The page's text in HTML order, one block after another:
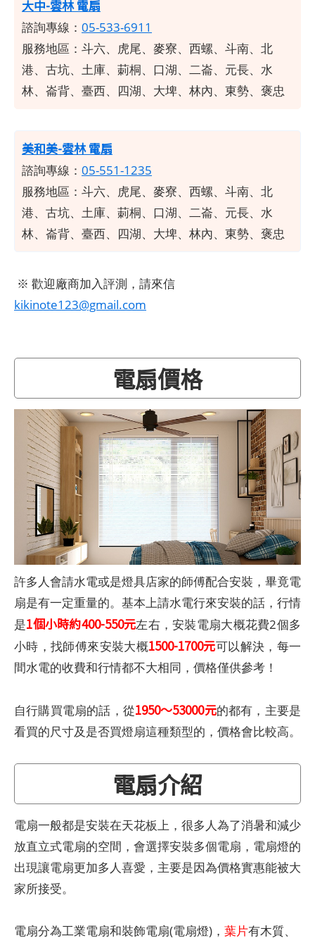
大中-雲林 電扇
諮詢專線： 05-533-6911
服務地區：斗六、虎尾、麥寮、西螺、斗南、北
港、古坑、土庫、莿桐、口湖、二崙、元長、水
林、崙背、臺西、四湖、大埤、林內、東勢、褒忠
美和美-雲林 電扇
諮詢專線： 05-551-1235
服務地區：斗六、虎尾、麥寮、西螺、斗南、北
港、古坑、土庫、莿桐、口湖、二崙、元長、水
林、崙背、臺西、四湖、大埤、林內、東勢、褒忠
※ 歡迎廠商加入評測，請來信
kikinote123@gmail.com
電扇價格
許多人會請水電或是燈具店家的師傅配合安裝，畢竟電
扇是有一定重量的。基本上請水電行來安裝的話，行情
是1個小時約400-550元左右，安裝電扇大概花費2個多
小時，找師傅來安裝大概1500-1700元可以解決，每一
間水電的收費和行情都不大相同，價格僅供參考！
自行購買電扇的話，從1950～53000元的都有，主要是
看買的尺寸及是否買燈扇這種類型的，價格會比較高。
電扇介紹
電扇一般都是安裝在天花板上，很多人為了消暑和減少
放直立式電扇的空間，會選擇安裝多個電扇，電扇燈的
出現讓電扇更加多人喜愛，主要是因為價格實惠能被大
家所接受。
電扇分為工業電扇和裝飾電扇(電扇燈)， 葉片有木質、